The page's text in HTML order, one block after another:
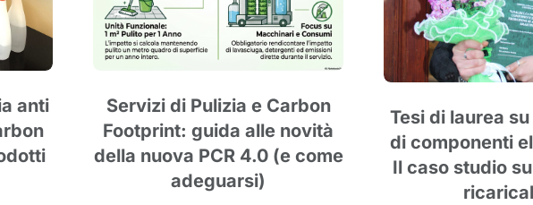
anti
Servizi di Pulizia e Carbon
Footprint: guida alle novità
della nuova PCR 4.0 (e come
adeguarsi)
Tesi di laurea
di componenti
Il caso studio